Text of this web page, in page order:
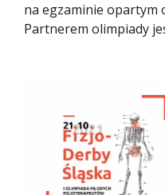
na egzaminie opartym
Partnerem olimpiady